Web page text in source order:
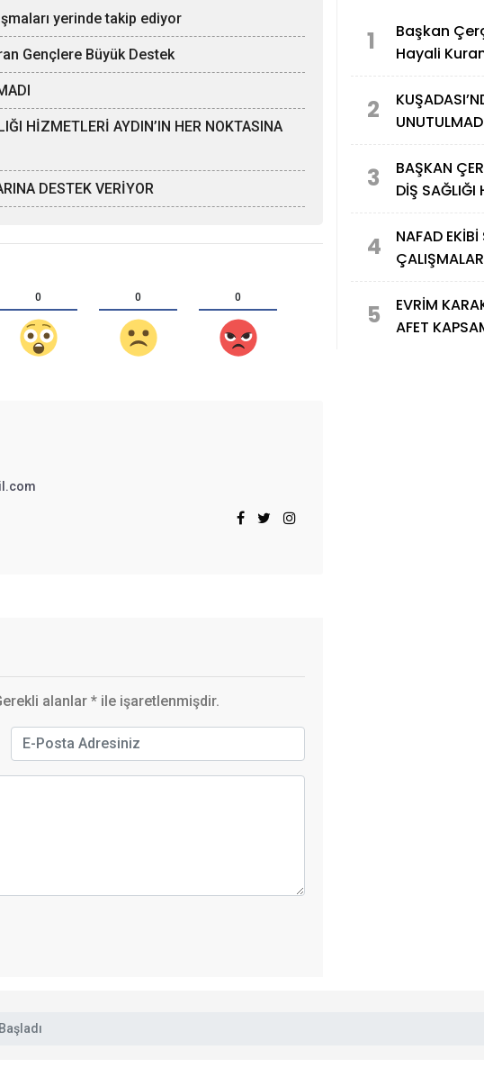
yerinde takip ediyor
Gençlere Büyük Destek
HİZMETLERİ AYDIN’IN HER NOKTASINA
DESTEK VERİYOR
0 0 0
alanlar * ile işaretlenmişdir.
1
Başkan Çerçioğlu’ndan Üniversite
Hayali
2
3
BAŞKAN
DİŞ SAĞLIĞI
4
NAFAD
5
EVRİM
AFET